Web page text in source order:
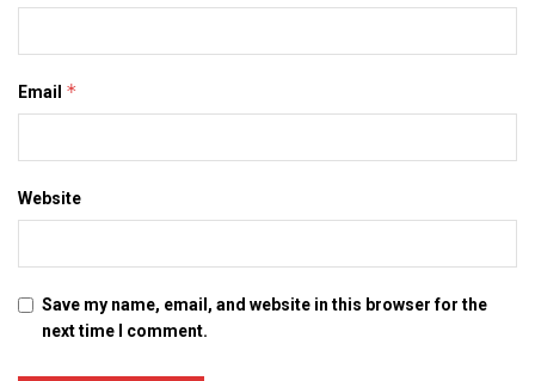
Email *
Website
Save my name, email, and website in this browser for the
next time I comment.